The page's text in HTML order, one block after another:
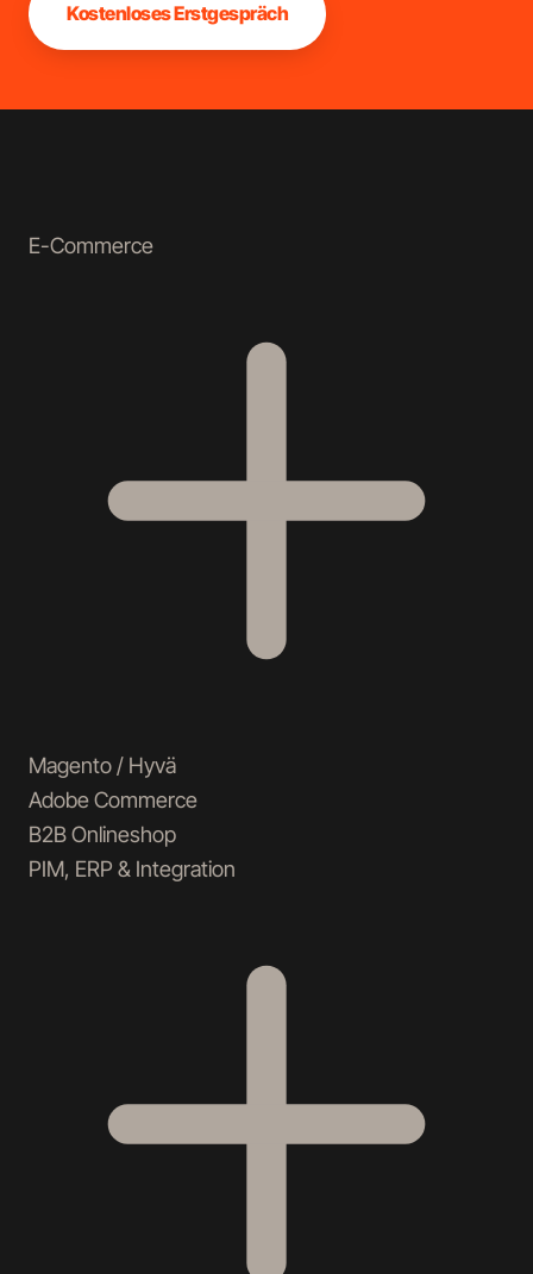
Kostenloses Erstgespräch
E-Commerce
Magento / Hyvä
Adobe Commerce
B2B Onlineshop
PIM, ERP & Integration